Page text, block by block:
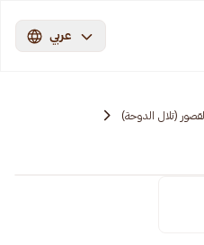
عربي
القصور (تلال الدوحة)